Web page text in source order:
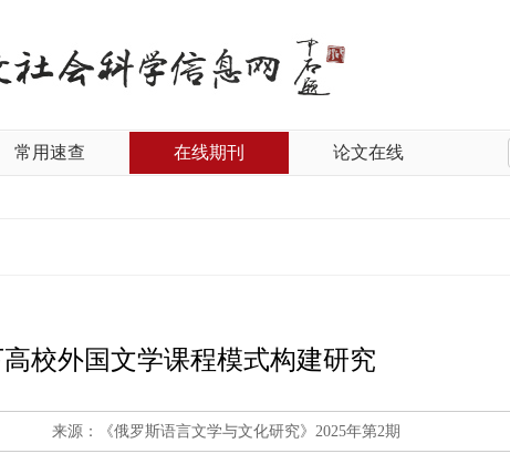
常用速查 在线期刊 论文在线
校外国文学课程模式构建研究
来源：《俄罗斯语言文学与文化研究》2025年第2期